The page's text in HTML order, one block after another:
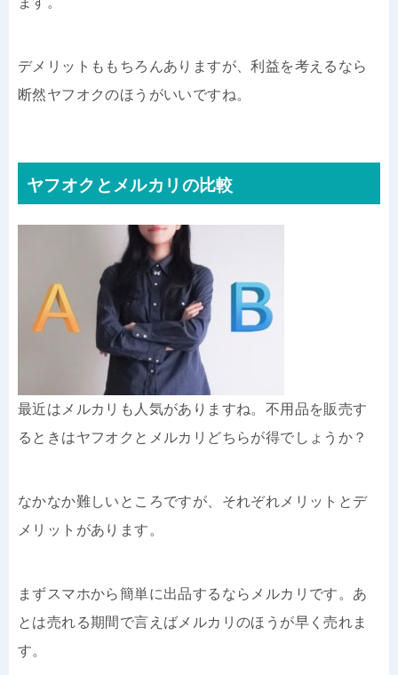
デメリットももちろんありますが、利益を考えるなら
断然ヤフオクのほうがいいですね。
ヤフオクとメルカリの比較
最近はメルカリも人気がありますね。不用品を販売す
るときはヤフオクとメルカリどちらが得でしょうか？
なかなか難しいところですが、それぞれメリットとデ
メリットがあります。
まずスマホから簡単に出品するならメルカリです。あ
とは売れる期間で言えばメルカリのほうが早く売れま
す。